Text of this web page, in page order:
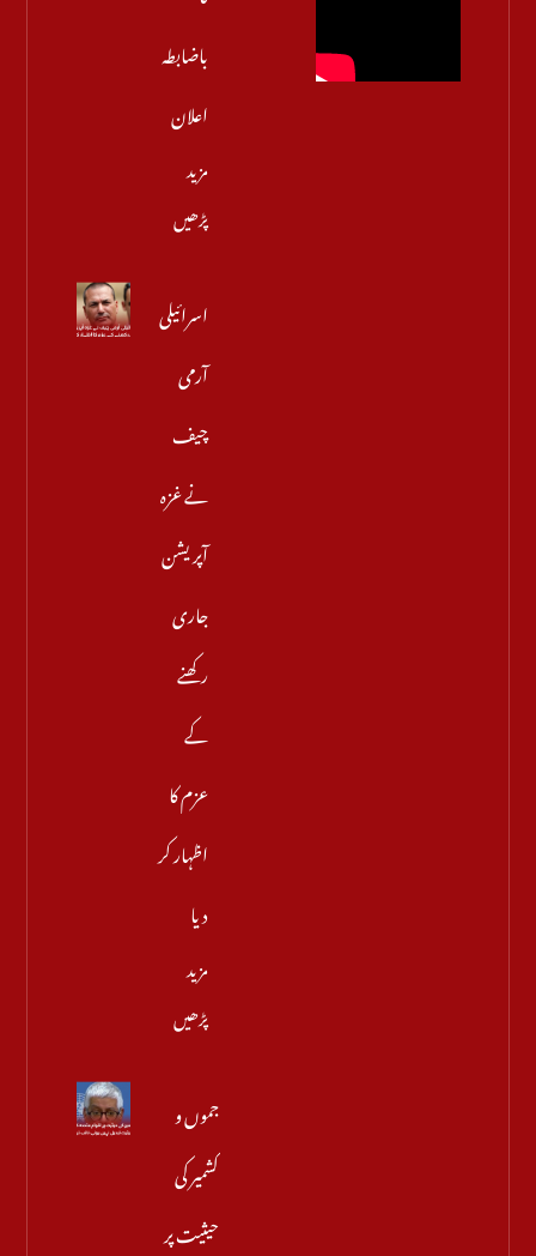
باضابطہ
اعلان
مزید
پڑھیں
اسرائیلی
آرمی
چیف
نے غزہ
آپریشن
جاری
رکھنے
کے
عزم کا
اظہار کر
دیا
مزید
پڑھیں
جموں و
کشمیر کی
حیثیت پر